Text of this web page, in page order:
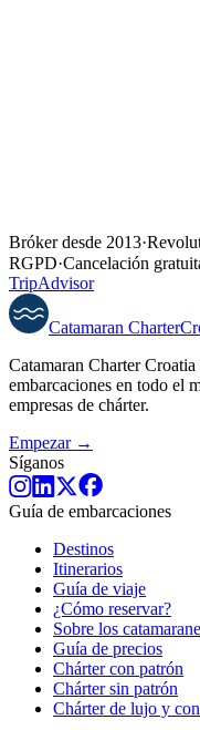
Bróker desde 2013·
RGPD·Cancelación
TripAdvisor
Catamaran Charter
Catamaran Charter
embarcaciones en todo el
empresas de chárter.
Empezar →
Síganos
Guía de embarcaciones
Destinos
Itinerarios
Guía de viaje
¿Cómo reservar?
Sobre los
Guía de precios
Chárter con patrón
Chárter sin patrón
Chárter de lujo y